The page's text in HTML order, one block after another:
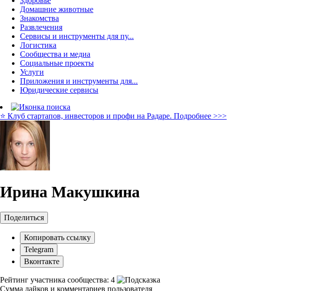
Домашние животные
Знакомства
Развлечения
Сервисы и инструменты для пу...
Логистика
Сообщества и медиа
Социальные проекты
Услуги
Приложения и инструменты для...
Юридические сервисы
⭐️ Клуб стартапов, инвесторов и профи на Радаре. Подробнее >>>
Ирина Макушкина
Поделиться
Копировать ссылку
Telegram
Вконтакте
Рейтинг участника сообщества: 4
Сумма лайков и комментариев пользователя